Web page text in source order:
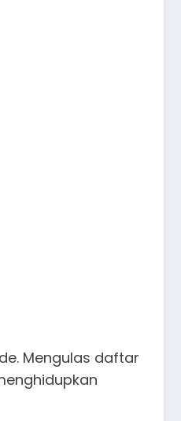
Mengulas daftar